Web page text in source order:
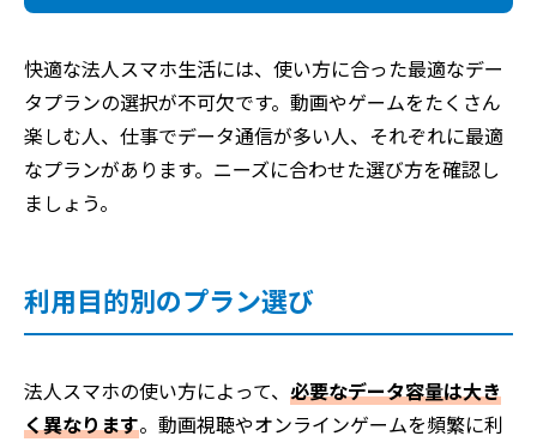
快適な法人スマホ生活には、使い方に合った最適なデー
タプランの選択が不可欠です。動画やゲームをたくさん
楽しむ人、仕事でデータ通信が多い人、それぞれに最適
なプランがあります。ニーズに合わせた選び方を確認し
ましょう。
利用目的別のプラン選び
法人スマホの使い方によって、 必要なデータ容量は大き
く異なります。動画視聴やオンラインゲームを頻繁に利